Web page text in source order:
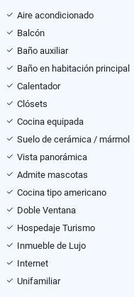
Aire acondicionado
Balcón
Baño auxiliar
Baño en habitación principal
Calentador
Clósets
Cocina equipada
Suelo de cerámica / mármol
Vista panorámica
Admite mascotas
Cocina tipo americano
Doble Ventana
Hospedaje Turismo
Inmueble de Lujo
Internet
Unifamiliar